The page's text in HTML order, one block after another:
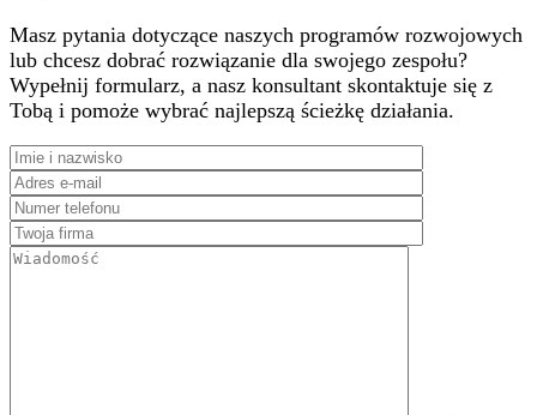
Masz pytania dotyczące naszych programów rozwojowych
lub chcesz dobrać rozwiązanie dla swojego zespołu?
Wypełnij formularz, a nasz konsultant skontaktuje się z
Tobą i pomoże wybrać najlepszą ścieżkę działania.